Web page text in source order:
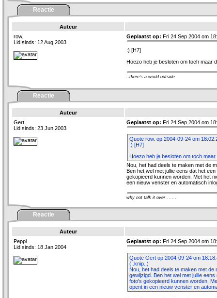
Reactie
Auteur
row.
Lid sinds: 12 Aug 2003
Geplaatst op: Fri 24 Sep 2004 om
:) [H7]
Hoezo heb je besloten om toch maar
..there's a world outside
Reactie
Auteur
Gert
Lid sinds: 23 Jun 2003
Geplaatst op: Fri 24 Sep 2004 om
Quote row. op 2004-09-24 om
:) [H7]
Hoezo heb je besloten om toch
Nou, het had deels te maken met de
Ben het wel met jullie eens dat het
gekopieerd kunnen worden. Met het
een nieuw venster en automatisch
why not talk it over . . . .
Reactie
Auteur
Peppi
Lid sinds: 18 Jan 2004
Geplaatst op: Fri 24 Sep 2004 om
Quote Gert op 2004-09-24 om
(..knip..)
Nou, het had deels te maken met
gewijzigd. Ben het wel met jullie
foto's gekopieerd kunnen worden.
opent in een nieuw venster en